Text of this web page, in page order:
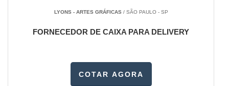
LYONS - ARTES GRÁFICAS/ SÃO PAULO - SP
FORNECEDOR DE CAIXA PARA DELIVERY
COTAR AGORA